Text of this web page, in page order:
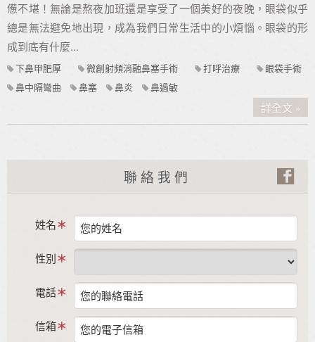
憊不堪！無論是熬夜加班還是享受了一個美好的夜晚，眼袋似乎
總是無法避免地出現，成為我們日常生活中的小煩惱。眼袋的形
成到底有什麼...
下鼻甲肥厚 微創射頻消融鼻塞手術 打呼治療
眼袋手術
鼻中隔彎曲
鼻塞 鼻炎 鼻過敏
詳全文
聯絡我們
姓名
性別
電話
信箱